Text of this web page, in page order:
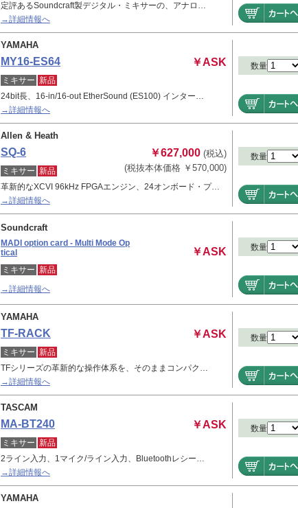
定評あるSoundcraft製デジタル・ミキサーの、アナロ…
→詳細情報へ
YAMAHA
MY16-ES64 ￥ASK
ミキサー 新品
24bit長、16-in/16-out EtherSound (ES100) インター…
→詳細情報へ
数量
Allen & Heath
SQ-6 ￥627,000 (税込)
(税抜本体価格 ￥570,000)
ミキサー 新品
革新的なXCVI 96kHz FPGAエンジン、24オンボード・プ…
→詳細情報へ
数量
Soundcraft
MADI option card - Multi Mode Op
tical
￥ASK
ミキサー 新品
→詳細情報へ
数量
YAMAHA
TF-RACK ￥ASK
ミキサー 新品
TFシリーズの革新的な操作体系を、そのままコンパク…
→詳細情報へ
数量
TASCAM
MA-BT240 ￥ASK
ミキサー 新品
2ライン入力、1マイク/ライン入力、Bluetoothレシー…
→詳細情報へ
数量
YAMAHA